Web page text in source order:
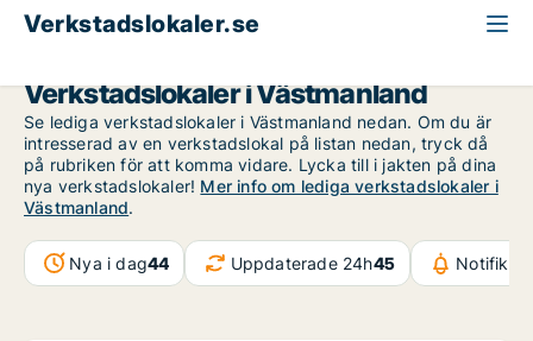
Verkstadslokaler.se
Verkstadslokaler i Västmanland
Se lediga verkstadslokaler i Västmanland nedan. Om du är
intresserad av en verkstadslokal på listan nedan, tryck då
på rubriken för att komma vidare. Lycka till i jakten på dina
nya verkstadslokaler! Mer info om lediga verkstadslokaler i
Västmanland.
Nya i dag44 Uppdaterade 24h45